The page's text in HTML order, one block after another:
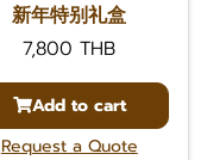
新年特别礼盒
7,800 THB
Add to cart
Request a Quote